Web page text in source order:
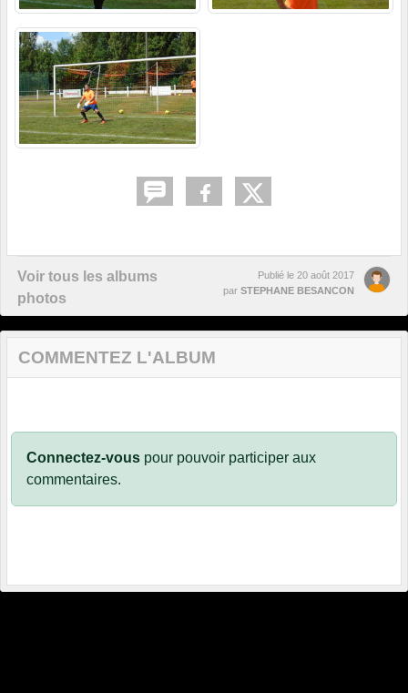
Voir tous les albums
photos
Publié le 20 août 2017
par STEPHANE BESANCON
COMMENTEZ L'ALBUM
Connectez-vous pour pouvoir participer aux
commentaires.